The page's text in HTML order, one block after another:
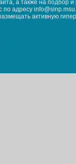
а также на
адресу
активную